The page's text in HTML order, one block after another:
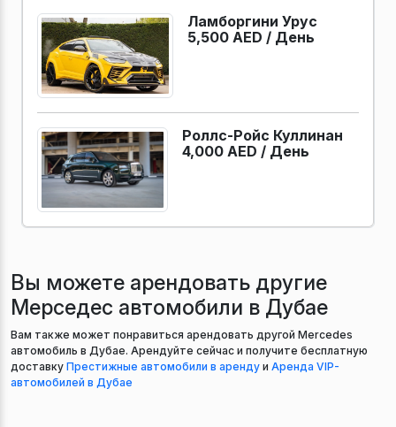
Ламборгини Урус
5,500 AED / День
Роллс-Ройс Куллинан
4,000 AED / День
Вы можете арендовать другие
Мерседес автомобили в Дубае
Вам также может понравиться арендовать другой Mercedes
автомобиль в Дубае. Арендуйте сейчас и получите бесплатную
доставку Престижные автомобили в аренду и Аренда VIP-
автомобилей в Дубае